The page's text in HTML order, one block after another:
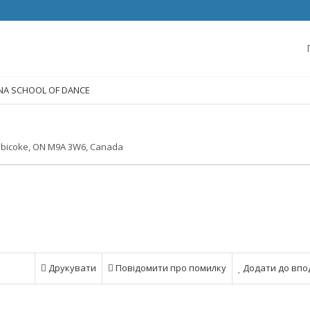
SCHOOL OF DANCE
ON M9A 3W6, Canada
Додати до
Повідомити про помилку
Друкувати